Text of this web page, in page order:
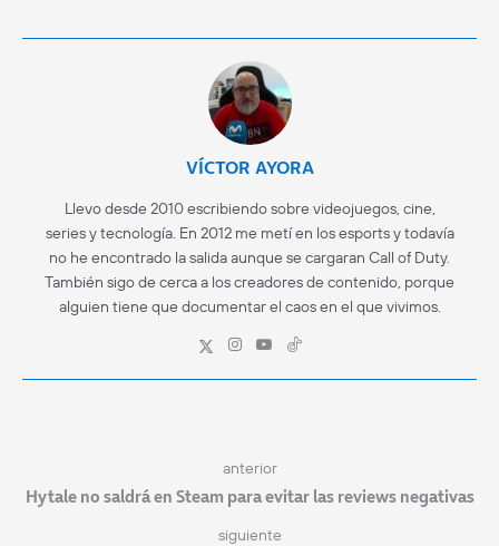
VÍCTOR AYORA
Llevo desde 2010 escribiendo sobre videojuegos, cine,
series y tecnología. En 2012 me metí en los esports y todavía
no he encontrado la salida aunque se cargaran Call of Duty.
También sigo de cerca a los creadores de contenido, porque
alguien tiene que documentar el caos en el que vivimos.
anterior
Hytale no saldrá en Steam para evitar las reviews negativas
siguiente